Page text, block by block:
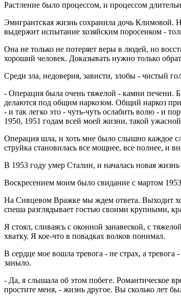
Растление было процессом, и процессом
Эмигрантская жизнь сохранила дочь Климовой.
выдержит испытание хозяйским поросенком -
Она не только не потеряет веры в людей, но
хороший человек. Доказывать нужно только
Среди зла, недоверия, зависти, злобы - чистый
- Операция была очень тяжелой - камни печени.
делаются под общим наркозом. Общий наркоз
- и так легко это - чуть-чуть ослабить волю - и
1950, 1951 годам всей моей жизни, такой
Операция шла, и хоть мне было слышно каждое
струйка становилась все мощнее, все полнее, и
В 1953 году умер Сталин, и началась новая
Воскресением моим было свидание с мартом
На Сивцевом Вражке мы ждем ответа. Выходит
спеша разглядывает гостью своими крупными,
Я стоял, сливаясь с оконной занавеской, с
хватку. Я кое-что в повадках волков понимал.
В сердце мое вошла тревога - не страх, а
заныло.
- Да, я слышала об этом побеге. Романтическое
простите меня, - жизнь другое. Вы сколько лет